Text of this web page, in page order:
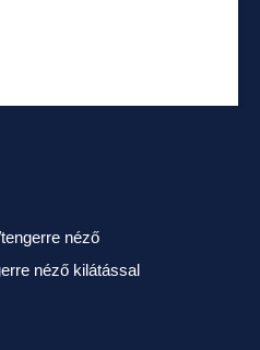
néző
néző kilátással